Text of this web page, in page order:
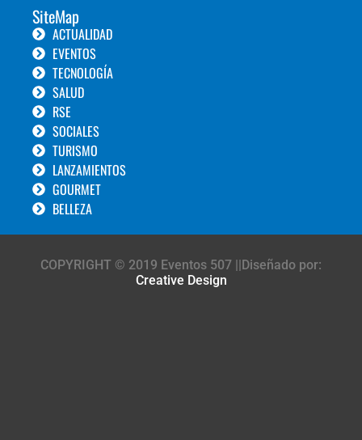
SiteMap
ACTUALIDAD
EVENTOS
TECNOLOGÍA
SALUD
RSE
SOCIALES
TURISMO
LANZAMIENTOS
GOURMET
BELLEZA
COPYRIGHT © 2019 Eventos 507 ||Diseñado por:
Creative Design